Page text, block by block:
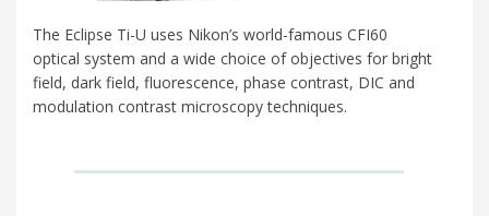
The Eclipse Ti-U uses Nikon’s world-famous CFI60
optical system and a wide choice of objectives for bright
field, dark field, fluorescence, phase contrast, DIC and
modulation contrast microscopy techniques.